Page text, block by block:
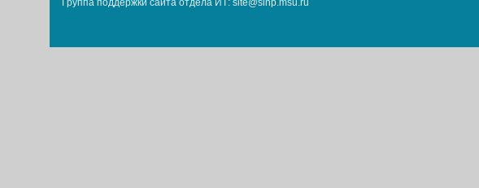
Группа поддержки сайта отдела ИТ: site@sinp.msu.ru